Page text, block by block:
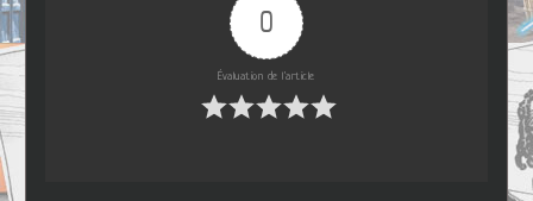
0
Évaluation de l'article